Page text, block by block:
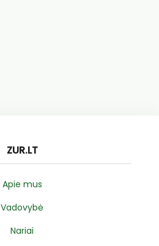
ZUR.LT
Apie mus
Vadovybė
Nariai